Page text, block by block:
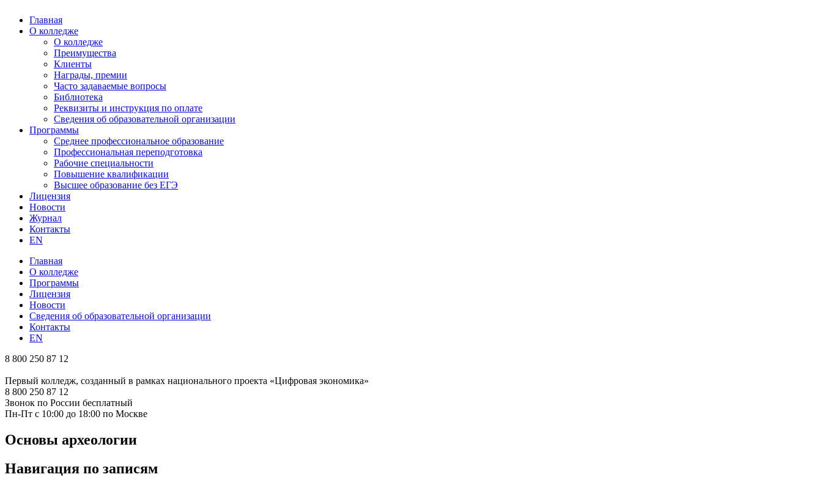
Главная
О колледже
О колледже
Преимущества
Клиенты
Награды, премии
Часто задаваемые вопросы
Библиотека
Реквизиты и инструкция по оплате
Сведения об образовательной организации
Программы
Среднее профессиональное образование
Профессиональная переподготовка
Рабочие специальности
Повышение квалификации
Высшее образование без ЕГЭ
Лицензия
Новости
Журнал
Контакты
EN
Главная
О колледже
Программы
Лицензия
Новости
Сведения об образовательной организации
Контакты
EN
8 800 250 87 12
Первый колледж, созданный в рамках национального проекта «Цифровая экономика»
8 800 250 87 12
Звонок по России бесплатный
Пн-Пт с 10:00 до 18:00 по Москве
Основы археологии
Навигация по записям